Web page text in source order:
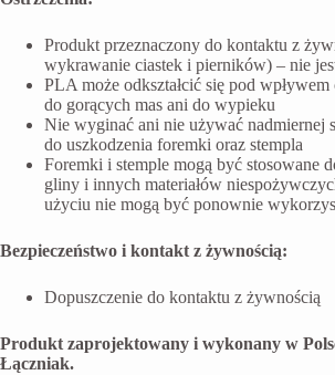
Produkt przeznaczony do kontaktu z
wykrawanie ciastek i pierników) – nie
PLA może odkształcić się pod wpływem
do gorących mas ani do wypieku
Nie wyginać ani nie używać nadmiernej
do uszkodzenia foremki oraz stempla
Foremki i stemple mogą być stosowane
gliny i innych materiałów
użyciu nie mogą być ponownie
Bezpieczeństwo i kontakt z żywnością:
Dopuszczenie do kontaktu z żywnością
Produkt zaprojektowany i wykonany w
Łączniak.